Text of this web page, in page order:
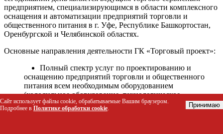
предприятием, специализирующимся в области комплексного
оснащения и автоматизации предприятий торговли и
общественного питания в г. Уфе, Республике Башкортостан,
Оренбургской и Челябинской областях.
Основные направления деятельности ГК «Торговый проект»:
Полный спектр услуг по проектированию и
оснащению предприятий торговли и общественного
питания всем необходимым оборудованием
(холодильное оборудование, технологическое
оборудование, стеллажное оборудование и т.д.);
Автоматизация торговых процессов и внедрения
Сайт использует файлы cookie, обрабатываемые Вашим браузером.
Подробнее в Политике обработки cookie. Принимаю